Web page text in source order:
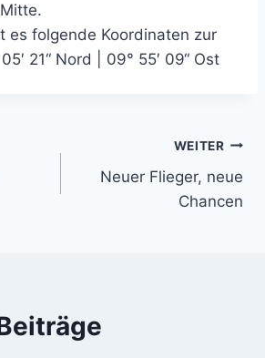
es folgende Koordinaten zur
21“ Nord | 09° 55′ 09“ Ost
WEITER
Neuer Flieger, neue
Chancen